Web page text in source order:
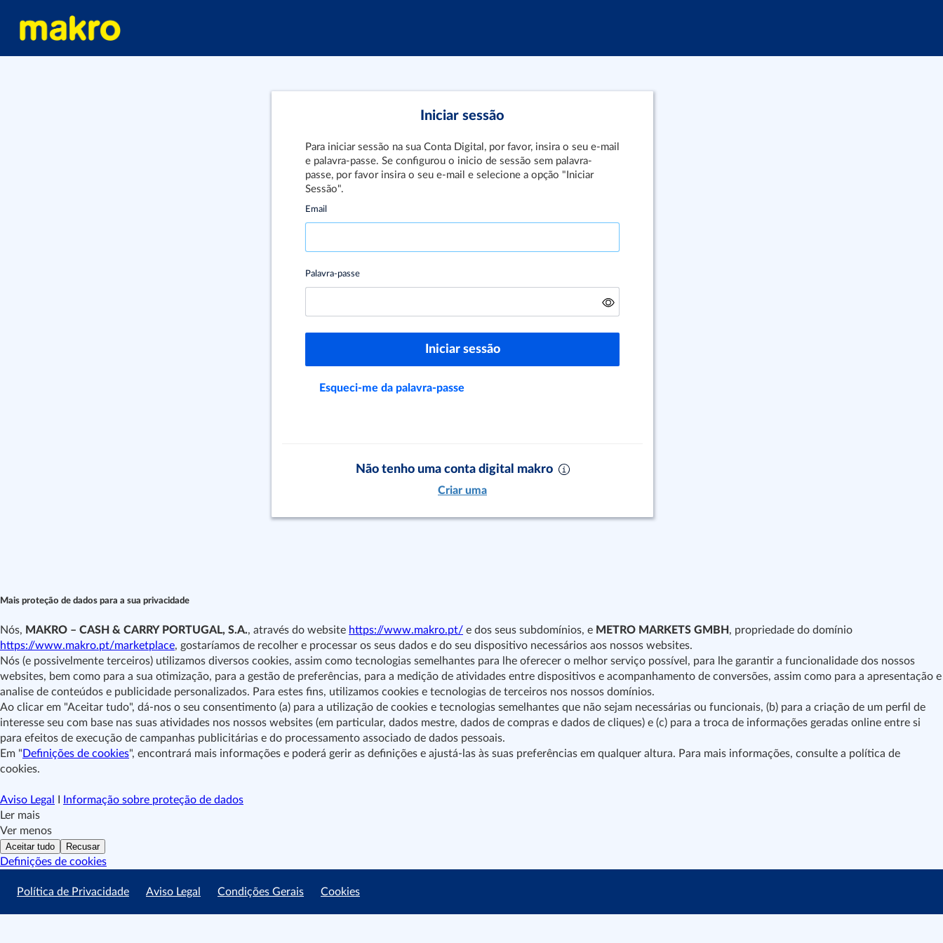
Iniciar sessão
Para iniciar sessão na sua Conta Digital, por favor, insira o seu e-mail
e palavra-passe. Se configurou o inicio de sessão sem palavra-
passe, por favor insira o seu e-mail e selecione a opção "Iniciar
Sessão".
Email
Palavra-passe
Iniciar sessão
Esqueci-me da palavra-passe
Não tenho uma conta digital makro
Criar uma